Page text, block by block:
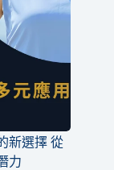
新選擇 從
力